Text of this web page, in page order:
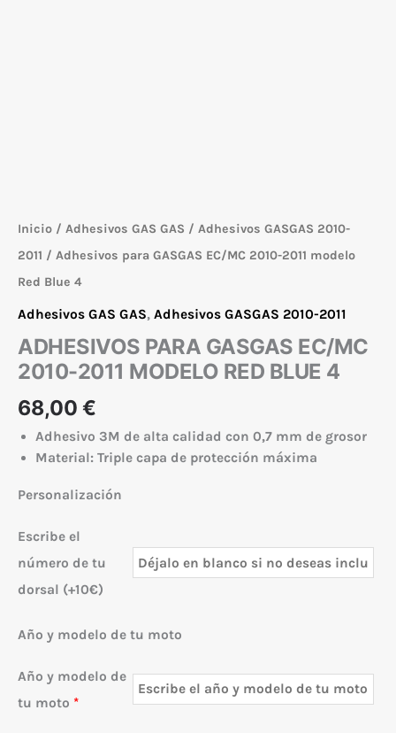
Inicio / Adhesivos GAS GAS / Adhesivos GASGAS 2010-
2011 / Adhesivos para GASGAS EC/MC 2010-2011 modelo
Red Blue 4
Adhesivos GAS GAS, Adhesivos GASGAS 2010-2011
ADHESIVOS PARA GASGAS EC/MC
2010-2011 MODELO RED BLUE 4
68,00 €
Adhesivo 3M de alta calidad con 0,7 mm de grosor
Material: Triple capa de protección máxima
Personalización
Escribe el
número de tu
dorsal (+10€)
Año y modelo de tu moto
Año y modelo de
tu moto *